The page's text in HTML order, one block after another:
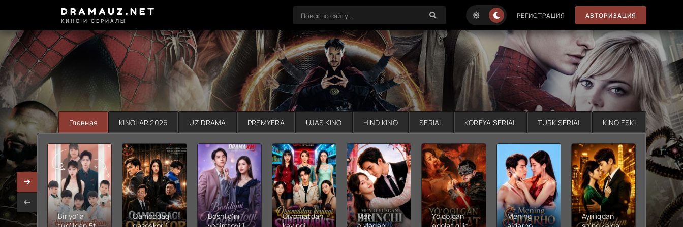
DRAMAUZ.NET
КИНО И СЕРИАЛЫ
РЕГИСТРАЦИЯ АВТОРИЗАЦИЯ
Главная KINOLAR 2026 UZ DRAMA PREMYERA UJAS KINO HIND KINO SERIAL KOREYA SERIAL TURK SERIAL KINO ESKI
Bir yo'la
Qamoqdagi
Boshlig'ni
Qiyomatdan
Men
Yo'qolgan
Mening
Ayriliqdan